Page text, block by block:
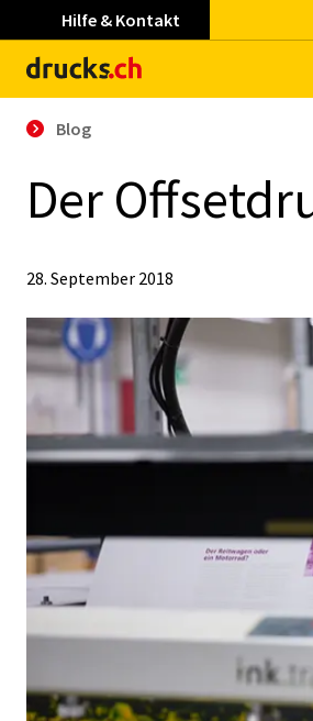
Hilfe & Kontakt
Blog
Der
28. September 2018